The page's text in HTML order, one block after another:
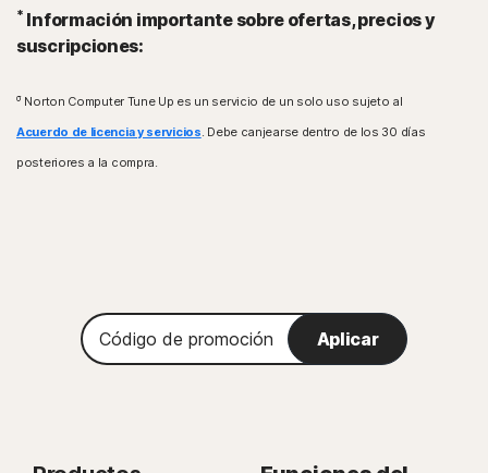
* Información importante sobre ofertas, precios y
suscripciones:
σNorton Computer Tune Up es un servicio de un solo uso sujeto al
Acuerdo de licencia y servicios . Debe canjearse dentro de los 30 días
posteriores a la compra.
Código
de
promoción
Aplicar